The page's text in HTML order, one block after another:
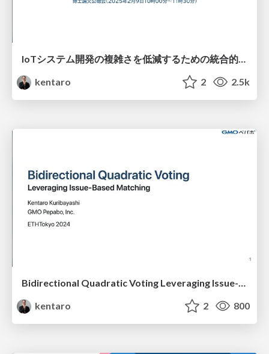
IoTシステム開発の複雑さを低減するための統合的アーキテクチャ
kentaro
2 2.5k
Bidirectional Quadratic Voting Leveraging Issue-Based Matching
kentaro
2 800